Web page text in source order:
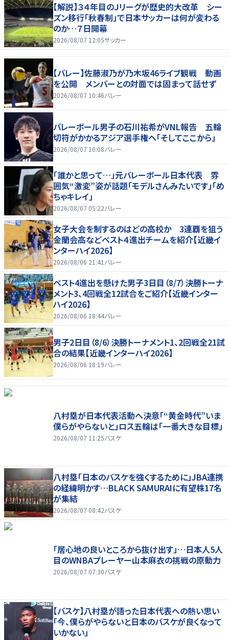
【解説】３４年目のＪリーグが歴史的大改革 シー
ズン移行「秋春制」で日本サッカーは何が変わる
のか…７日開幕
2026/08/07 12:05サッカー
【バレー】佐藤淑乃が乃木坂46ライブ観戦 動画
を公開 メンバーとの対面では固まって話せず
2026/08/07 10:46バレー
バレーボール男子の石川祐希がVNL報告 五輪
切符がかかるアジア選手権へ「そしてここから」
2026/08/07 10:08バレー
「誰かと思って…」元バレーボール日本代表 雰
囲気“激変”姿が話題「モデルさんみたいです」「め
ちゃキレイ」
2026/08/07 05:22バレー
女子大会を制するのはどの高校か 3連覇を狙う
金蘭会高などベスト４進出チームを紹介【近畿イ
ンターハイ2026】
2026/08/06 21:41 バレー
ベスト4進出を懸けた男子3日目（8/7）決勝トーナ
メント3、4回戦全12試合をご紹介【近畿インター
ハイ2026】
2026/08/06 18:44バレー
男子2日目（8/6）決勝トーナメント1、2回戦全21試
合の結果【近畿インターハイ2026】
2026/08/06 18:19バレー
八村塁が日本代表活動へ決意「“黄金時代”いま
僕らがやらないと」ロス五輪は「一番大きな目標」
2026/08/07 11:25バスケ
八村塁「日本のバスケを強くするために」JBA連携
の経緯明かす…BLACK SAMURAIに有望株17名
が集結
2026/08/07 08:42バスケ
「居心地の良いところから抜け出す」…日本人5人
目のWNBAプレーヤー山本麻衣の挑戦の原動力
2026/08/07 07:30バスケ
【バスケ】八村塁が語った日本代表への熱い思い
「今、僕らがやらないと日本のバスケが良くなって
いかない」